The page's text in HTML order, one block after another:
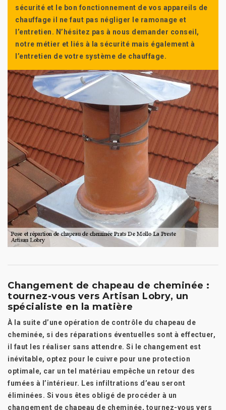
sécurité et le bon fonctionnement de vos appareils de
chauffage il ne faut pas négliger le ramonage et
l’entretien. N’hésitez pas à nous demander conseil,
notre métier et liés à la sécurité mais également à
l’entretien de votre système de chauffage.
Changement de chapeau de cheminée :
tournez-vous vers Artisan Lobry, un
spécialiste en la matière
À la suite d’une opération de contrôle du chapeau de
cheminée, si des réparations éventuelles sont à effectuer,
il faut les réaliser sans attendre. Si le changement est
inévitable, optez pour le cuivre pour une protection
optimale, car un tel matériau empêche un retour des
fumées à l’intérieur. Les infiltrations d’eau seront
éliminées. Si vous êtes obligé de procéder à un
changement de chapeau de cheminée, tournez-vous vers